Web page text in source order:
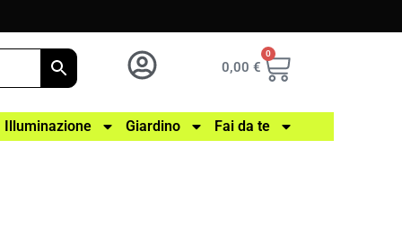
0,00 €
0
Illuminazione Giardino Fai da te